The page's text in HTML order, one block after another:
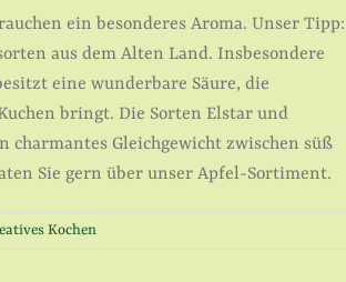
ein besonderes Aroma. Unser Tipp:
aus dem Alten Land. Insbesondere
eine wunderbare Säure, die
bringt. Die Sorten Elstar und
charmantes Gleichgewicht zwischen süß
Sie gern über unser Apfel-Sortiment.
Kochen